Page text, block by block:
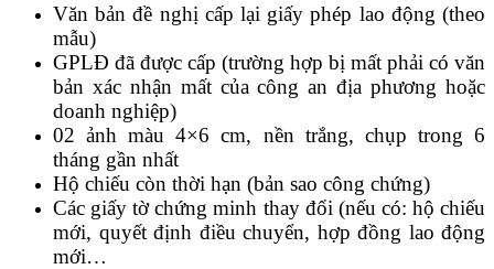
Văn bản đề nghị cấp lại giấy phép lao động (theo
mẫu)
GPLĐ đã được cấp (trường hợp bị mất phải có văn
bản xác nhận mất của công an địa phương hoặc
doanh nghiệp)
02 ảnh màu 4×6 cm, nền trắng, chụp trong 6
tháng gần nhất
Hộ chiếu còn thời hạn (bản sao công chứng)
Các giấy tờ chứng minh thay đổi (nếu có: hộ chiếu
mới, quyết định điều chuyển, hợp đồng lao động
mới…